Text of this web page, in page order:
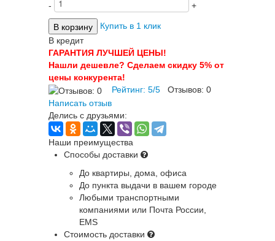
-
+
Купить в 1 клик
В кредит
ГАРАНТИЯ ЛУЧШЕЙ ЦЕНЫ!
Нашли дешевле? Сделаем скидку 5% от
цены конкурента!
Рейтинг: 5/5 Отзывов: 0
Написать отзыв
Делись с друзьями:
Наши преимущества
Способы доставки
До квартиры, дома, офиса
До пункта выдачи в вашем городе
Любыми транспортными
компаниями или Почта России,
EMS
Стоимость доставки